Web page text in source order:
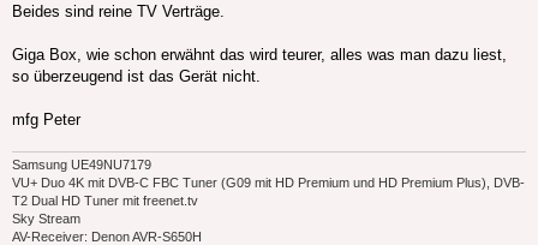
Beides sind reine TV Verträge.
Giga Box, wie schon erwähnt das wird teurer, alles was man dazu liest,
so überzeugend ist das Gerät nicht.
mfg Peter
Samsung UE49NU7179
VU+ Duo 4K mit DVB-C FBC Tuner (G09 mit HD Premium und HD Premium Plus), DVB-
T2 Dual HD Tuner mit freenet.tv
Sky Stream
AV-Receiver: Denon AVR-S650H